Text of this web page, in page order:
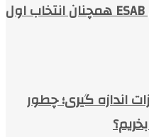
چرا محصولات جوشکاری ESAB همچنان انتخاب اول
اندازه گیری؛ چطور